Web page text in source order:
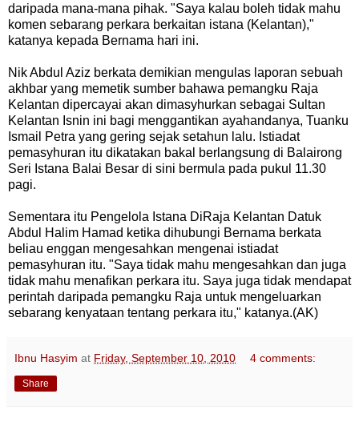
daripada mana-mana pihak. "Saya kalau boleh tidak mahu
komen sebarang perkara berkaitan istana (Kelantan),"
katanya kepada Bernama hari ini.
Nik Abdul Aziz berkata demikian mengulas laporan sebuah
akhbar yang memetik sumber bahawa pemangku Raja
Kelantan dipercayai akan dimasyhurkan sebagai Sultan
Kelantan Isnin ini bagi menggantikan ayahandanya, Tuanku
Ismail Petra yang gering sejak setahun lalu. Istiadat
pemasyhuran itu dikatakan bakal berlangsung di Balairong
Seri Istana Balai Besar di sini bermula pada pukul 11.30
pagi.
Sementara itu Pengelola Istana DiRaja Kelantan Datuk
Abdul Halim Hamad ketika dihubungi Bernama berkata
beliau enggan mengesahkan mengenai istiadat
pemasyhuran itu. "Saya tidak mahu mengesahkan dan juga
tidak mahu menafikan perkara itu. Saya juga tidak mendapat
perintah daripada pemangku Raja untuk mengeluarkan
sebarang kenyataan tentang perkara itu," katanya.(AK)
Ibnu Hasyim at Friday, September 10, 2010 4 comments:
Share